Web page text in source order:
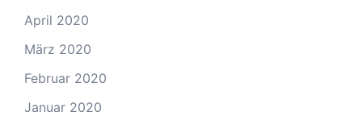
April 2020
März 2020
Februar 2020
Januar 2020